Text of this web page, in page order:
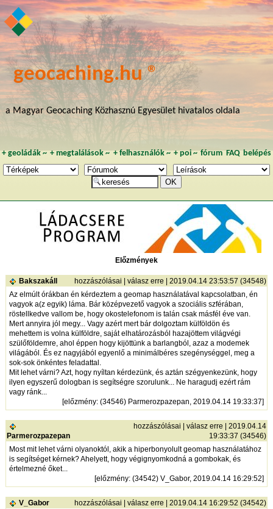
geocaching.hu ®
a Magyar Geocaching Közhasznú Egyesület hivatalos oldala
+ geoládák~ +megtalálások ~ + felhasználók~ + poi~ fórum FAQ belépés
Előzmények
Bakszakáll hozzászólásai válasz erre | 2019.04.14 23:53:57 (34548)
Az elmúlt órákban én kérdeztem a geomap használatával kapcsolatban, én
vagyok a(z egyik) láma. Bár középvezető vagyok a szociális szférában,
röstellkedve vallom be, hogy okostelefonom is talán csak másfél éve van.
Mert annyira jól megy... Vagy azért mert bár dolgoztam külföldön és
mehettem is volna külföldre, saját elhatározásból hazajöttem világvégi
szülőföldemre, ahol éppen hogy kijöttünk a barlangból, azaz a modemek
világából. És ez nagyjából egyenlő a minimálbéres szegénységgel, meg a
sok-sok önkéntes feladattal.
Mit lehet várni? Azt, hogy nyíltan kérdezünk, és aztán szégyenkezünk, hogy
ilyen egyszerű dologban is segítségre szorulunk... Ne haragudj ezért rám
vagy ránk...
[előzmény: (34546) Parmerozpazepan, 2019.04.14 19:33:37]
Parmerozpazepan
hozzászólásai válasz erre | 2019.04.14
19:33:37 (34546)
Most mit lehet várni olyanoktól, akik a hiperbonyolult geomap használatához
is segítséget kérnek? Ahelyett, hogy végignyomkodná a gombokak, és
értelmezné őket...
[előzmény: (34542) V_Gabor, 2019.04.14 16:29:52]
V_Gabor hozzászólásai válasz erre | 2019.04.14 16:29:52 (34542)